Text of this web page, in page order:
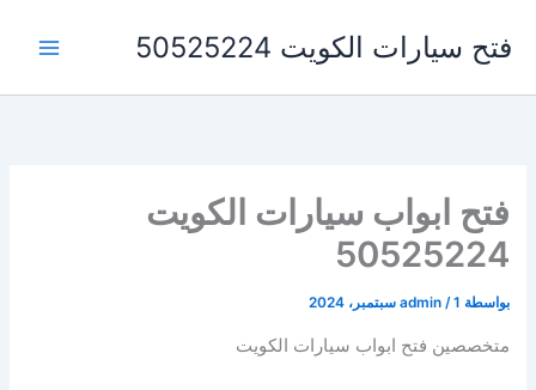
المحتوى
فتح سيارات الكويت 50525224
فتح ابواب سيارات الكويت
50525224
بواسطة admin /1 سبتمبر، 2024
متخصصين فتح ابواب سيارات الكويت